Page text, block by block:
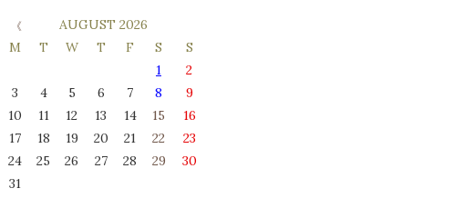
AUGUST 2026
M
T W T F S
S
1
2
3
4 5 6 7 8
9
10
11 12 13 14 15
16
17
18 19 20 21 22
23
24
25 26 27 28 29
30
31